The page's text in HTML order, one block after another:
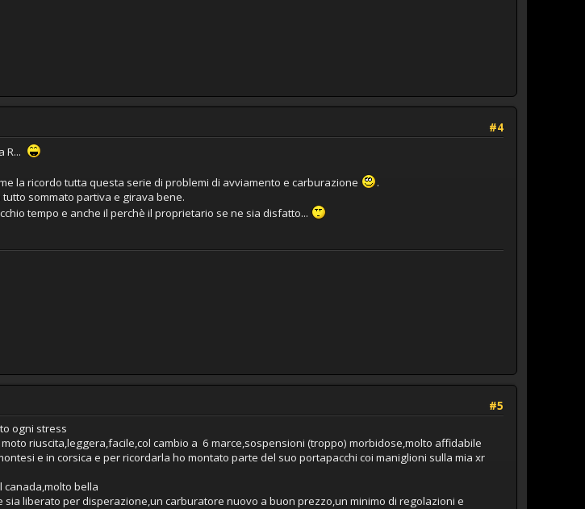
#4
R...
la ricordo tutta questa serie di problemi di avviamento e carburazione
.
sommato partiva e girava bene.
tempo e anche il perchè il proprietario se ne sia disfatto...
#5
ogni stress
riuscita,leggera,facile,col cambio a 6 marce,sospensioni (troppo) morbidose,molto affidabile
e in corsica e per ricordarla ho montato parte del suo portapacchi coi maniglioni sulla mia xr
bella
liberato per disperazione,un carburatore nuovo a buon prezzo,un minimo di regolazioni e